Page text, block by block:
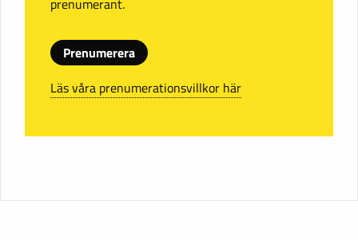
prenumerant.
Prenumerera
Läs våra prenumerationsvillkor här